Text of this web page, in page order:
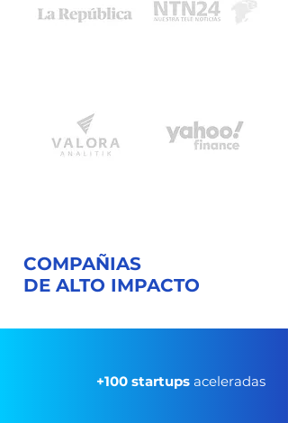
COMPAÑIAS
DE ALTO IMPACTO
+100 startups aceleradas